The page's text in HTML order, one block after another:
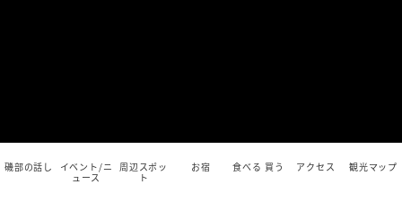
磯部の話し
イベント/ニ
ュース
周辺スポッ
ト
お宿 食べる 買う アクセス 観光マップ